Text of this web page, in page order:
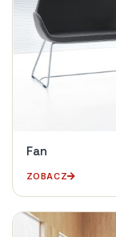
Fan
ZOBACZ